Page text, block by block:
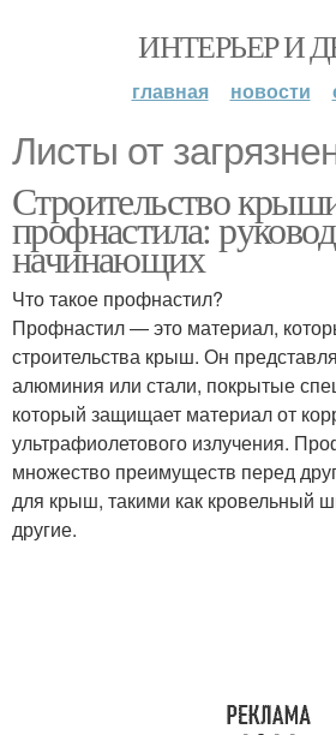
ИНТЕРЬЕР И
главная новости
Листы от
Строительство
профнастила:
начинающих
Что такое профнастил?
Профнастил — это материал,
строительства крыш. Он
алюминия или стали, покрытые
который защищает материал от
ультрафиолетового излучения.
множество преимуществ перед
для крыш, такими как кровельный
другие.